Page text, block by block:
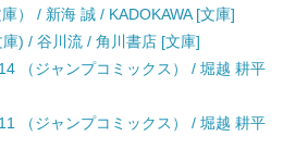
） / 新海 誠 / KADOKAWA [文庫]
) / 谷川流 / 角川書店 [文庫]
（ジャンプコミックス） / 堀越 耕平
（ジャンプコミックス） / 堀越 耕平